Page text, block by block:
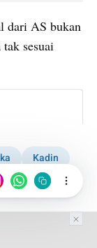
dari AS bukan
sesuai
Kadin